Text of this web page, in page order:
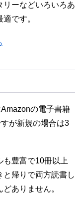
リーなどいろいろあ
です。
の電子書籍
が新規の場合は3
も豊富で10冊以上
と帰りで両方読書し
ありません。